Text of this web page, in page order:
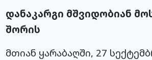
დანაკარგი მშვიდობიან
შორის
მთიან ყარაბაღში, 27